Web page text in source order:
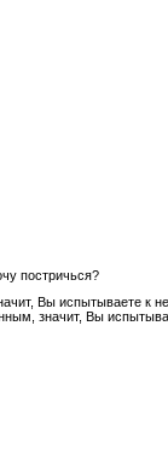
постричься?
Вы испытываете к
значит, Вы